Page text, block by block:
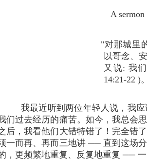
A
"对那城里
以哥念、
又说: 我
14:21-22 )。
我最近听到两位年轻人说，我
们过去经历的痛苦。如今，我总会
后，我看他们大错特错了！完全错
一而再、再而三地讲 ── 直到这场
，更频繁地重复、反复地重复 ──